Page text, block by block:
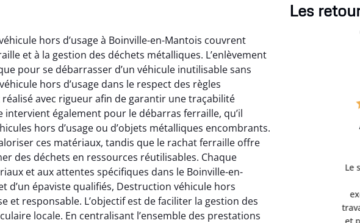
hors d’usage à Boinville-en-Mantois couvrent
et à la gestion des déchets métalliques. L’enlèvement
pour se débarrasser d’un véhicule inutilisable sans
hors d’usage dans le respect des règles
avec rigueur afin de garantir une traçabilité
également pour le débarras ferraille, qu’il
hors d’usage ou d’objets métalliques encombrants.
ces matériaux, tandis que le rachat ferraille offre
des déchets en ressources réutilisables. Chaque
et aux attentes spécifiques dans le Boinville-en-
d’un épaviste qualifiés, Destruction véhicule hors
et responsable. L’objectif est de faciliter la gestion des
locale. En centralisant l’ensemble des prestations
Les
Bonnet
21 juin 2024
de terrassement
à Var était
L'équipe a
manière efficace
Aurélie Bonnet
21 juin 2024
Le service de terrassement
jardin à Var était
exceptionnel. L'équipe a
travaillé de manière efficace
Le